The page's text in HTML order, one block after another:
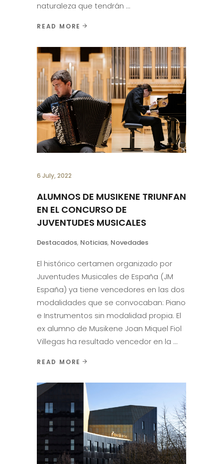
naturaleza que tendrán
READ MORE
6 July, 2022
ALUMNOS DE MUSIKENE TRIUNFAN
EN EL CONCURSO DE
JUVENTUDES MUSICALES
Destacados, Noticias, Novedades
El histórico certamen organizado por
Juventudes Musicales de España (JM
España) ya tiene vencedores en las dos
modalidades que se convocaban: Piano
e Instrumentos sin modalidad propia. El
ex alumno de Musikene Joan Miquel Fiol
Villegas ha resultado vencedor en la
READ MORE